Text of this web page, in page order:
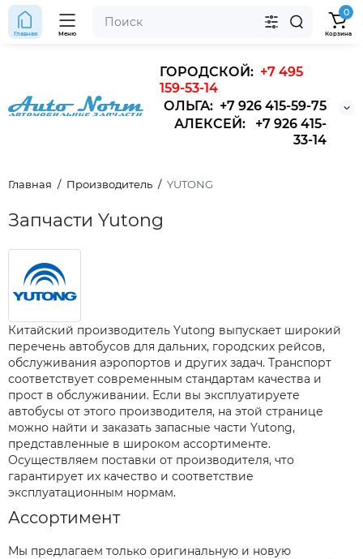
ГОРОДСКОЙ: +7 495
159-53-14
ОЛЬГА: +7 926 415-59-75
АЛЕКСЕЙ: +7 926 415-
33-14
Главная Меню
0
Корзина
Главная Производитель YUTONG
Запчасти Yutong
Китайский производитель Yutong выпускает широкий
перечень автобусов для дальних, городских рейсов,
обслуживания аэропортов и других задач. Транспорт
соответствует современным стандартам качества и
прост в обслуживании. Если вы эксплуатируете
автобусы от этого производителя, на этой странице
можно найти и заказать запасные части Yutong,
представленные в широком ассортименте.
Осуществляем поставки от производителя, что
гарантирует их качество и соответствие
эксплуатационным нормам.
Ассортимент
Мы предлагаем только оригинальную и новую